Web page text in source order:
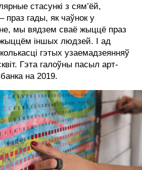
стасункі з сям’ёй,
праз гады, як чаўнок у
мы вядзем сваё жыццё праз
жыццём іншых людзей. І ад
гэтых узаемадзеянняў
Гэта галоўны пасыл арт-
на 2019.